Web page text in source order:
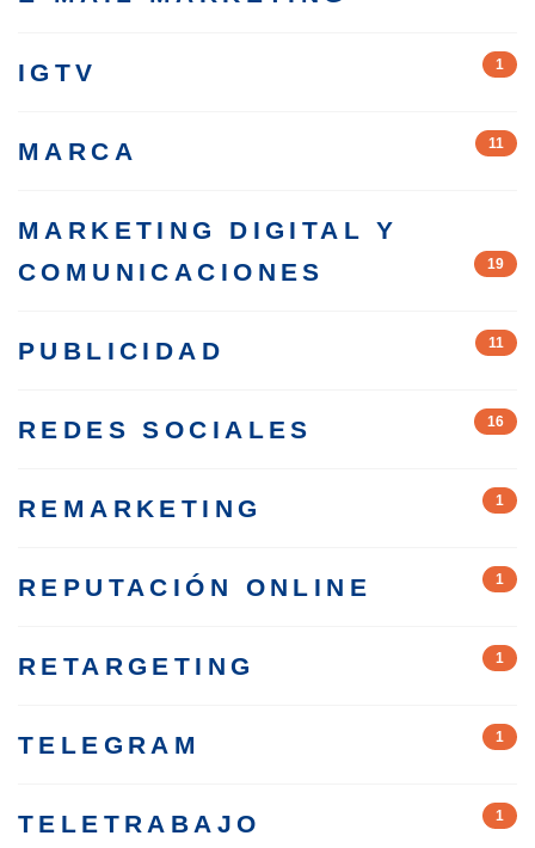
IGTV 1
MARCA 11
MARKETING DIGITAL Y
COMUNICACIONES
19
PUBLICIDAD 11
REDES SOCIALES 16
REMARKETING 1
REPUTACIÓN ONLINE 1
RETARGETING 1
TELEGRAM 1
TELETRABAJO 1